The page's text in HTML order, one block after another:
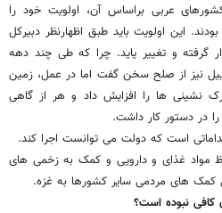
عربی براساس آن، اولویت خود را
این اولویت باید طبق اظهارنظر دبیرکل
گرفته و تغییر یاید. چرا که طی چند دهه
نیز از صلح سخن گفت اما در عمل، زمین
نشینی ها را افزایش داد و هر از گاهی
در دستور کار داشت.
است که دولت می توانست اجرا کند.
مواد غذای و دارویی و کمک به زخمی های
کمک های مردمی سایر کشورها به غزه.
کافی نبوده است؟